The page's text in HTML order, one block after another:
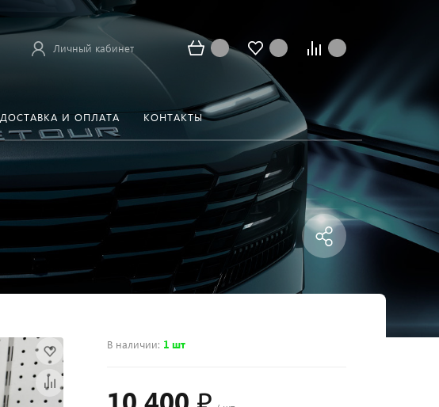
Личный кабинет
ДОСТАВКА И ОПЛАТА КОНТАКТЫ
В наличии: 1 шт